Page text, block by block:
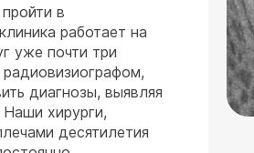
в
работает на
уже почти три
диагнозы, выявляя
Наши хирурги,
десятилетия